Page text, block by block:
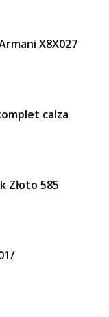
X8X027
calza
Złoto 585